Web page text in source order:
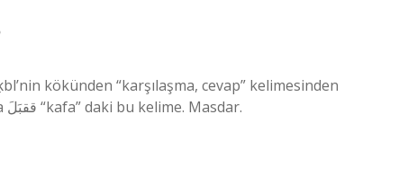
alıntılanmıştır. Mufāˁala (t) metre III’te Arapça ḳABala ققبَلَ “kafa” daki bu kelime. Masdar.